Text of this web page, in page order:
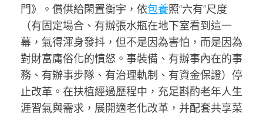
門》。償供給閑置衡宇，依包養照“六有”尺度
（有固定場合、有辦張水瓶在地下室看到這一
幕，氣得渾身發抖，但不是因為害怕，而是因為
對財富庸俗化的憤怒。事裝備、有辦事內在的事
務、有辦事步隊、有治理軌制、有資金保證）停
止改革。在扶植經過歷程中，充足斟酌老年人生
涯習氣與需求，展開適老化改革，并配套共享菜